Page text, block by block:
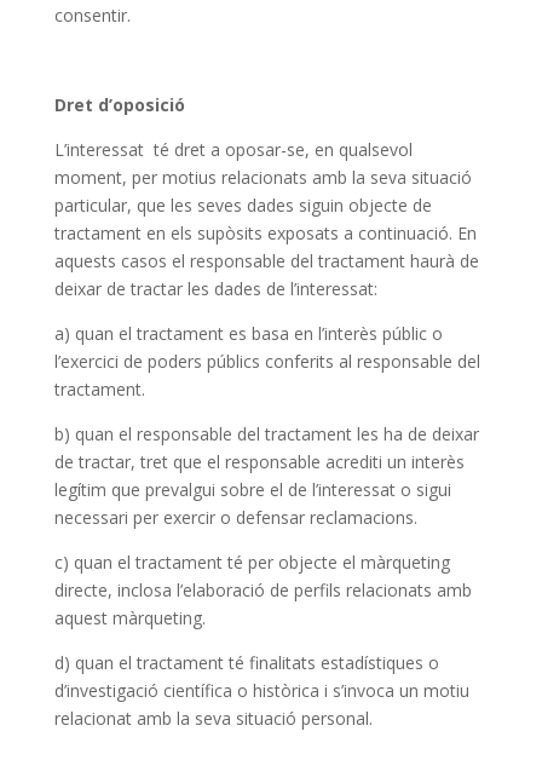
consentir.
Dret d’oposició
L’interessat té dret a oposar-se, en qualsevol
moment, per motius relacionats amb la seva situació
particular, que les seves dades siguin objecte de
tractament en els supòsits exposats a continuació. En
aquests casos el responsable del tractament haurà de
deixar de tractar les dades de l’interessat:
a) quan el tractament es basa en l’interès públic o
l’exercici de poders públics conferits al responsable del
tractament.
b) quan el responsable del tractament les ha de deixar
de tractar, tret que el responsable acrediti un interès
legítim que prevalgui sobre el de l’interessat o sigui
necessari per exercir o defensar reclamacions.
c) quan el tractament té per objecte el màrqueting
directe, inclosa l’elaboració de perfils relacionats amb
aquest màrqueting.
d) quan el tractament té finalitats estadístiques o
d’investigació científica o històrica i s’invoca un motiu
relacionat amb la seva situació personal.